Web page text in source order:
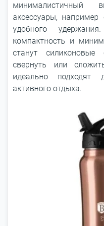
минималистичный
аксессуары, например
удобного
компактность и
станут
свернуть или
идеально подходят
активного отдыха.